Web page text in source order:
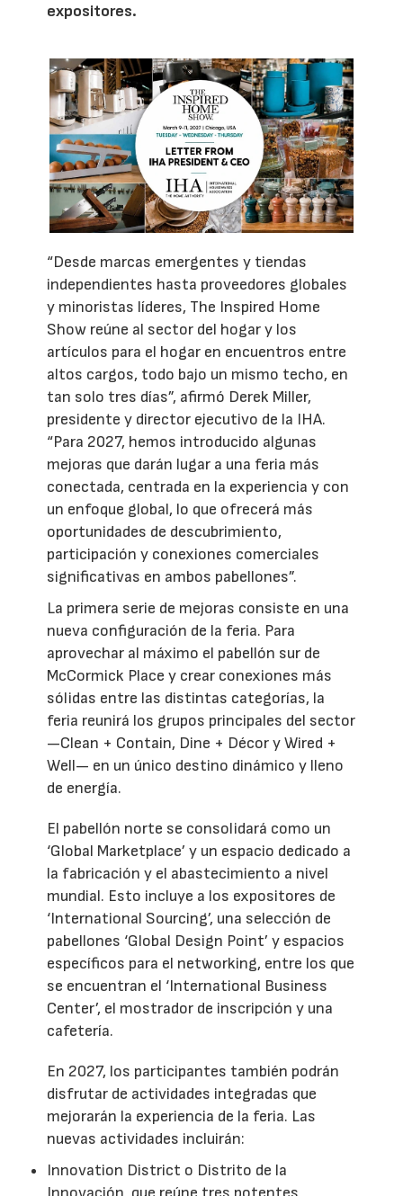
expositores.
“Desde marcas emergentes y tiendas
independientes hasta proveedores globales
y minoristas líderes, The Inspired Home
Show reúne al sector del hogar y los
artículos para el hogar en encuentros entre
altos cargos, todo bajo un mismo techo, en
tan solo tres días”, afirmó Derek Miller,
presidente y director ejecutivo de la IHA.
“Para 2027, hemos introducido algunas
mejoras que darán lugar a una feria más
conectada, centrada en la experiencia y con
un enfoque global, lo que ofrecerá más
oportunidades de descubrimiento,
participación y conexiones comerciales
significativas en ambos pabellones”.
La primera serie de mejoras consiste en una
nueva configuración de la feria. Para
aprovechar al máximo el pabellón sur de
McCormick Place y crear conexiones más
sólidas entre las distintas categorías, la
feria reunirá los grupos principales del sector
—Clean + Contain, Dine + Décor y Wired +
Well— en un único destino dinámico y lleno
de energía.
El pabellón norte se consolidará como un
‘Global Marketplace’ y un espacio dedicado a
la fabricación y el abastecimiento a nivel
mundial. Esto incluye a los expositores de
‘International Sourcing’, una selección de
pabellones ‘Global Design Point’ y espacios
específicos para el networking, entre los que
se encuentran el ‘International Business
Center’, el mostrador de inscripción y una
cafetería.
En 2027, los participantes también podrán
disfrutar de actividades integradas que
mejorarán la experiencia de la feria. Las
nuevas actividades incluirán:
Innovation District o Distrito de la